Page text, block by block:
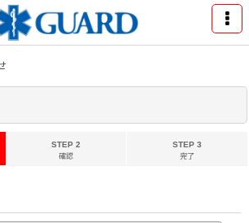
STEP 2
確認
STEP 3
完了